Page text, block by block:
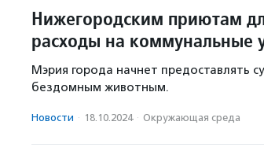
Нижегородским приютам
расходы на коммунальные
Мэрия города начнет предоставлять
бездомным животным.
Новости · 18.10.2024 · Окружающая среда